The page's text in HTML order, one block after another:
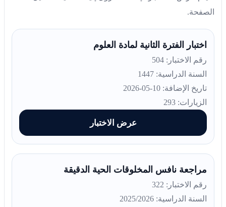
الصفحة.
اختبار الفترة الثانية لمادة العلوم
رقم الاختبار: 504
السنة الدراسية: 1447
تاريخ الإضافة: 10-05-2026
الزيارات: 293
عرض الاختبار
مراجعة نافس المخلوقات الحية الدقيقة
رقم الاختبار: 322
السنة الدراسية: 2025/2026